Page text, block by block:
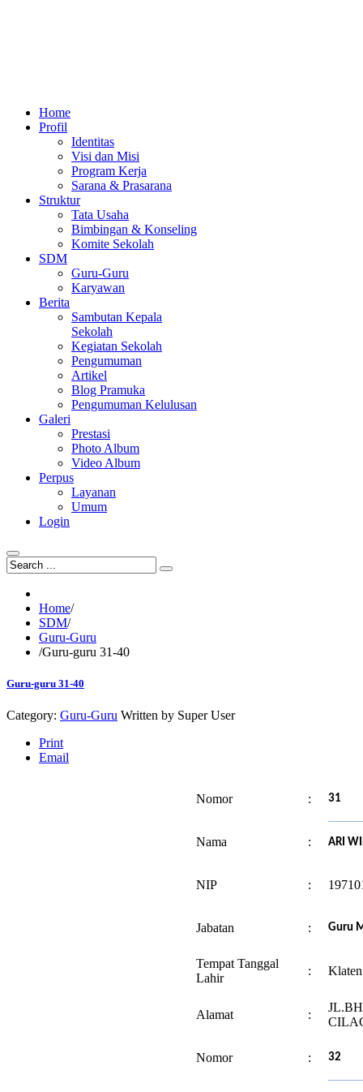
Home
Profil
Identitas
Visi dan Misi
Program Kerja
Sarana & Prasarana
Struktur
Tata Usaha
Bimbingan & Konseling
Komite Sekolah
SDM
Guru-Guru
Karyawan
Berita
Sambutan Kepala
Sekolah
Kegiatan Sekolah
Pengumuman
Artikel
Blog Pramuka
Pengumuman Kelulusan
Galeri
Prestasi
Photo Album
Video Album
Perpus
Layanan
Umum
Login
Home/
SDM/
Guru-Guru
/Guru-guru 31-40
Guru-guru 31-40
Category: Guru-Guru Written by Super User
Print
Email
Nomor : 31
Nama : ARI
NIP :
Jabatan : Guru
Tempat Tanggal
Lahir
:
Alamat :
Nomor : 32